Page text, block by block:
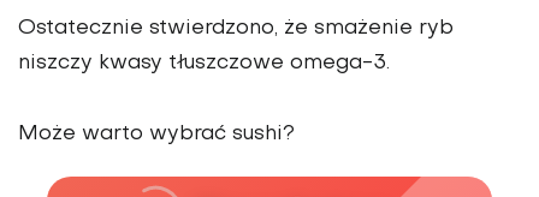
Ostatecznie stwierdzono, że smażenie ryb
niszczy kwasy tłuszczowe omega-3.
Może warto wybrać sushi?